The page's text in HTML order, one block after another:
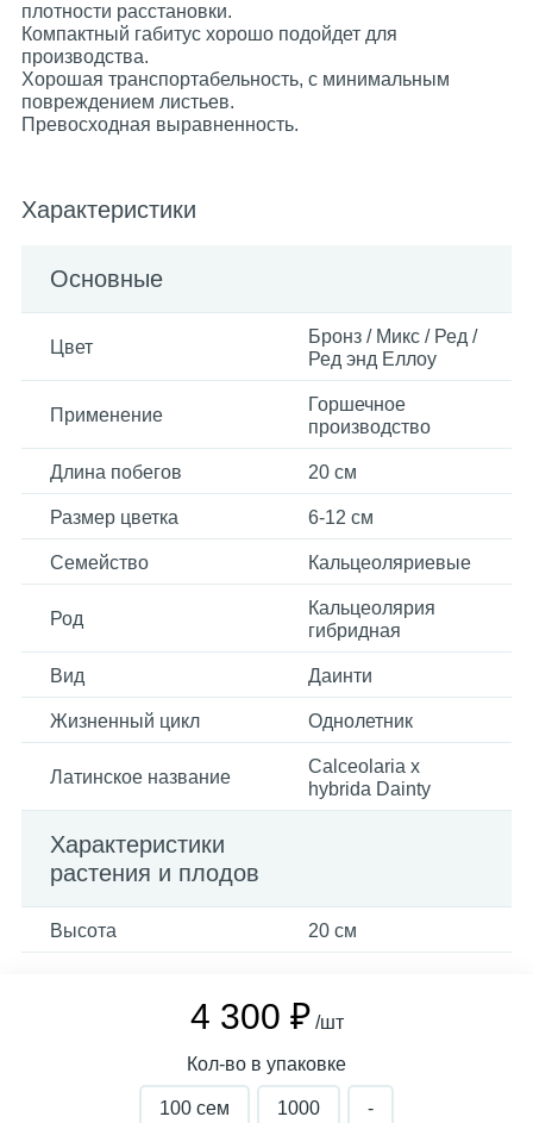
плотности расстановки.
Компактный габитус хорошо подойдет для
производства.
Хорошая транспортабельность, с минимальным
повреждением листьев.
Превосходная выравненность.
Характеристики
Основные
Цвет
Бронз / Микс / Ред /
Ред энд Еллоу
Применение
Горшечное
производство
Длина побегов 20 см
Размер цветка 6-12 см
Семейство Кальцеоляриевые
Род
Кальцеолярия
гибридная
Вид Даинти
Жизненный цикл Однолетник
Латинское название
Calceolaria x
hybrida Dainty
Характеристики
растения и плодов
Высота 20 см
4 300 ₽ /шт
Кол-во в упаковке
100 сем 1000 -